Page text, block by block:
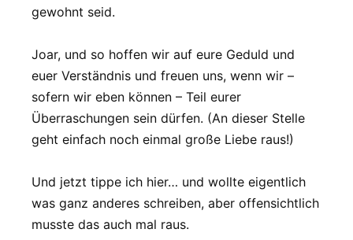
gewohnt seid.
Joar, und so hoffen wir auf eure Geduld und
euer Verständnis und freuen uns, wenn wir –
sofern wir eben können – Teil eurer
Überraschungen sein dürfen. (An dieser Stelle
geht einfach noch einmal große Liebe raus!)
Und jetzt tippe ich hier… und wollte eigentlich
was ganz anderes schreiben, aber offensichtlich
musste das auch mal raus.